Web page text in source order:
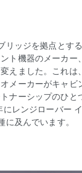
リッジを拠点とす
ト機器のメーカー
えました。これは
メーカーがキャビ
ナーシップのひと
レンジローバー
に及んでいます。